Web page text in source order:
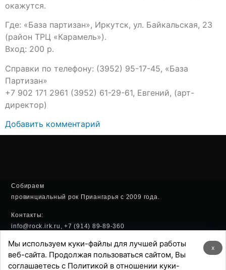
окажутся.
Где: «База партизан», Иркутск, ул. Байкальская, 23
(район ТРЦ «Карамель»).
Вход: 200 р.
Справки по телефону: (3952) 95-17-45, «База
Партизан»
+7 902 171 2961 (3952) 61-29-61, Евгений, (арт-
директор)
Добавить комментарий
Собираем
провинциальный рок Приангарья с 2009 года.
Контакты:
info@rock.irk.ru, +7 (914) 89-89-360
Политика конфиденциальности
Хостинг:
x
Мы используем куки-файлы для лучшей работы
веб-сайта. Продолжая пользоваться сайтом, Вы
соглашаетесь с Политикой в отношении куки-